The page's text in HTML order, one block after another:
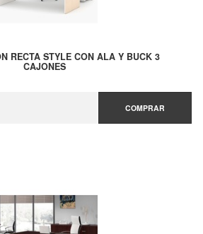
RECTA STYLE CON ALA Y BUCK 3
CAJONES
COMPRAR